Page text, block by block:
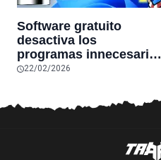
Software gratuito
desactiva los
programas innecesarios
de Windows 11 y
reduciendo el uso de la
RAM y mucho más
22/02/2026